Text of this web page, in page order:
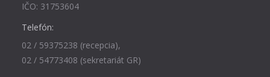
IČO: 31753604
Telefón:
02 / 59375238 (recepcia),
02 / 54773408 (sekretariát GR)